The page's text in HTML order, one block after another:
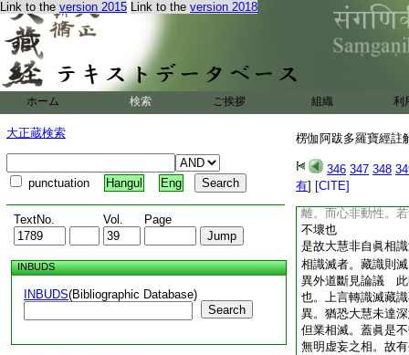
Link to the version 2015 Link to the version 2018
ホーム 検索 ご挨拶 組織 利
大正蔵検索
punctuation Hangul Eng
TextNo. Vol. Page
INBUDS
INBUDS(Bibliographic Database)
Search
楞伽阿跋多羅寶經註
346 347 348
有] [CITE]
識。藏識是眞。轉
體是一故不可言異
無所分別故。不可
若不異者。轉識滅
不滅 此明法非一異
異者。彼無明風熏
縁則墮常見。然藏
也。若不異者。轉
見。然藏識眞相終
心。因無明風動。
離。而心非動性。
不壞也
是故大慧非自眞相
相識滅者。藏識則
異外道斷見論議 此
也。上言轉識滅藏
異。猶恐大慧未達
但業相滅。蓋眞是
無明虚妄之相。故